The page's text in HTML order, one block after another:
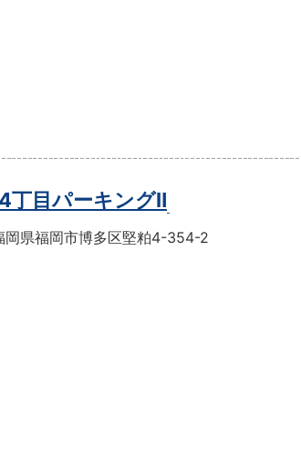
丁目パーキングⅡ
岡県福岡市博多区堅粕4-354-2